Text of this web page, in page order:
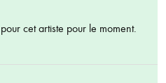
cet artiste pour le moment.